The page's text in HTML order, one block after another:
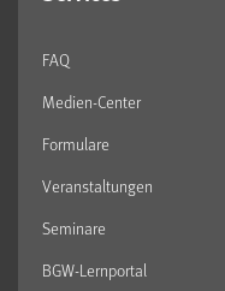
FAQ
Medien-Center
Formulare
Veranstaltungen
Seminare
BGW-Lernportal